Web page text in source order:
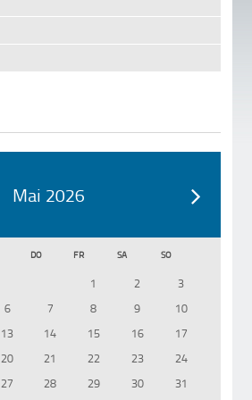
Mai 2026
DO FR SA SO
1 2
3
6 7 8 9
10
13 14 15 16
17
20 21 22 23
24
27 28 29 30 31